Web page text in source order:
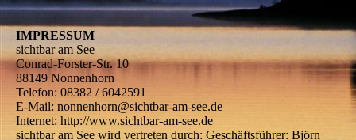
IMPRESSUM
sichtbar am See
Conrad-Forster-Str. 10
88149 Nonnenhorn
Telefon: 08382 / 6042591
E-Mail: nonnenhorn@sichtbar-am-see.de
Internet: http://www.sichtbar-am-see.de
sichtbar am See wird vertreten durch: Geschäftsführer: Björn